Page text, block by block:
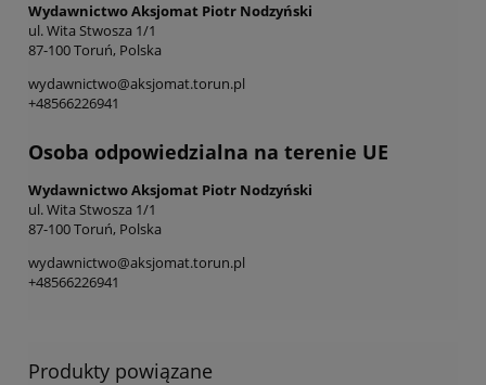
Wydawnictwo Aksjomat Piotr Nodzyński
ul. Wita Stwosza 1/1
87-100 Toruń, Polska
wydawnictwo@aksjomat.torun.pl
+48566226941
Osoba odpowiedzialna na terenie UE
Wydawnictwo Aksjomat Piotr Nodzyński
ul. Wita Stwosza 1/1
87-100 Toruń, Polska
wydawnictwo@aksjomat.torun.pl
+48566226941
Produkty powiązane